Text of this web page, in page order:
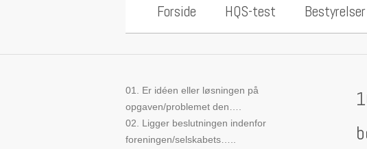
Forside HQS-test Bestyrelser
01. Er idéen eller løsningen på
opgaven/problemet den….
02. Ligger beslutningen indenfor
foreningen/selskabets…..